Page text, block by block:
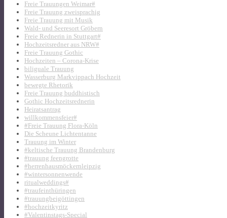
Freie Trauungen Weimar#
Freie Trauung zweisprachig
Freie Trauung mit Musik
Wald- und Seeresort Gröbern
Freie Rednerin in Stuttgart#
Hochzeitsredner aus NRW#
Freie Trauung Gothic
Hochzeiten – Corona-Krise
biliguale Trauung
Wasserburg Markvippach Hochzeit
bewegte Rhetorik
Freie Trauung buddhistisch
Gothic Hochzeitsrednerin
Heiratsantrag
willkommensfeier#
#Freie Trauung Flora-Köln
Die Scheune Lichtentanne
Trauung im Winter
#keltische Trauung Brandenburg
#trauung feengrotte
#herrenhausmöckernleipzig
#wintersonnenwende
ritualweddings#
#traufeinthüringen
#trauungbeigöttingen
#hochzeitkyritz
#Valentinstags-Special